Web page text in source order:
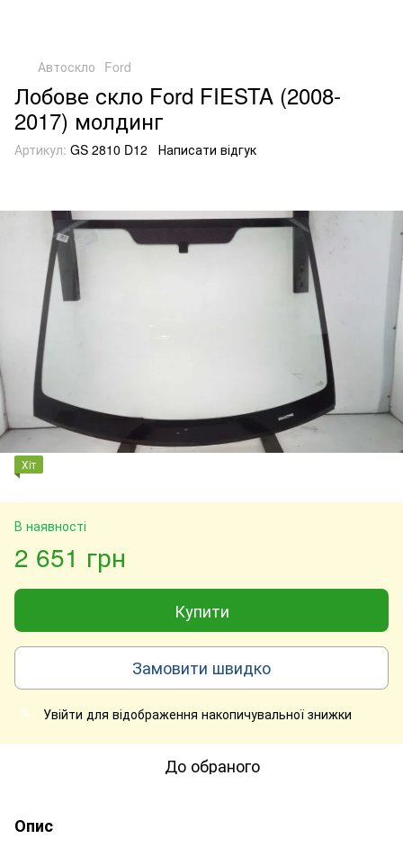
Автоскло Ford
Лобове скло Ford FIESTA (2008-
2017) молдинг
Артикул: GS 2810 D12 Написати відгук
Хіт
В наявності
2 651 грн
Купити
Замовити швидко
% Увійти для відображення накопичувальної знижки
До обраного
Опис